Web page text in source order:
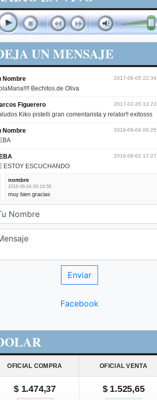
UN MENSAJE
Facebook
OFICIAL COMPRA OFICIAL VENTA
$ 1.474,37 $ 1.525,65